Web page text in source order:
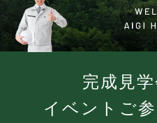
完成見
イベントご